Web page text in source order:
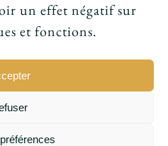
un effet négatif sur
et fonctions.
: un simple jeu ?
parSukellos - Agence web